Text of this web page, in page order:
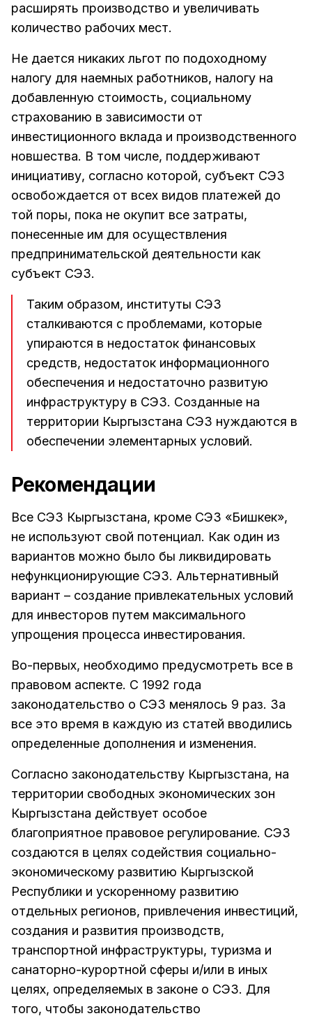
расширять производство и увеличивать
количество рабочих мест.
Не дается никаких льгот по подоходному
налогу для наемных работников, налогу на
добавленную стоимость, социальному
страхованию в зависимости от
инвестиционного вклада и производственного
новшества. В том числе, поддерживают
инициативу, согласно которой, субъект СЭЗ
освобождается от всех видов платежей до
той поры, пока не окупит все затраты,
понесенные им для осуществления
предпринимательской деятельности как
субъект СЭЗ.
Таким образом, институты СЭЗ
сталкиваются с проблемами, которые
упираются в недостаток финансовых
средств, недостаток информационного
обеспечения и недостаточно развитую
инфраструктуру в СЭЗ. Созданные на
территории Кыргызстана СЭЗ нуждаются в
обеспечении элементарных условий.
Рекомендации
Все СЭЗ Кыргызстана, кроме СЭЗ «Бишкек»,
не используют свой потенциал. Как один из
вариантов можно было бы ликвидировать
нефункционирующие СЭЗ. Альтернативный
вариант – создание привлекательных условий
для инвесторов путем максимального
упрощения процесса инвестирования.
Во-первых, необходимо предусмотреть все в
правовом аспекте. С 1992 года
законодательство о СЭЗ менялось 9 раз. За
все это время в каждую из статей вводились
определенные дополнения и изменения.
Согласно законодательству Кыргызстана, на
территории свободных экономических зон
Кыргызстана действует особое
благоприятное правовое регулирование. СЭЗ
создаются в целях содействия социально-
экономическому развитию Кыргызской
Республики и ускоренному развитию
отдельных регионов, привлечения инвестиций,
создания и развития производств,
транспортной инфраструктуры, туризма и
санаторно-курортной сферы и/или в иных
целях, определяемых в законе о СЭЗ. Для
того, чтобы законодательство